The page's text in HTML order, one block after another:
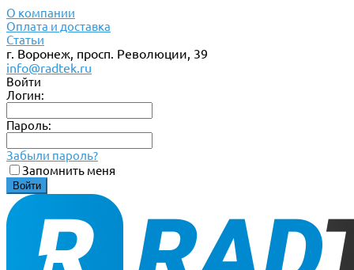
О компании
Оплата и доставка
Статьи
г. Воронеж, просп. Революции, 39
info@radtek.ru
Войти
Логин:
Пароль:
Забыли пароль?
Запомнить меня